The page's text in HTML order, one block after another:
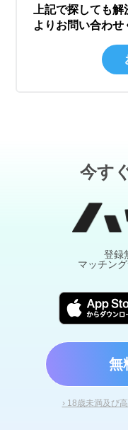
上記で探しても
よりお問い合わせ
今す
登録
マッチン
無
› 18歳未満及び